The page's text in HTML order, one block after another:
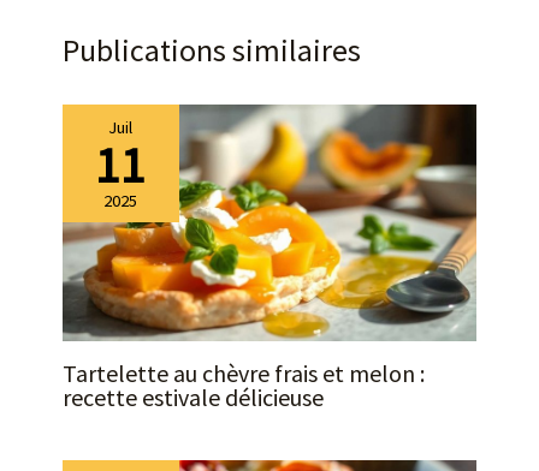
Publications similaires
Juil
11
2025
Tartelette au chèvre frais et melon :
recette estivale délicieuse